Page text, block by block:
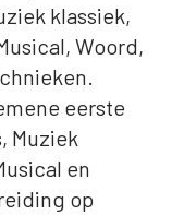
klassiek,
Woord,
eerste
Muziek
en
op